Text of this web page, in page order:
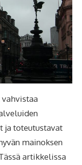
ja toteutustavat
mainoksen
artikkelissa